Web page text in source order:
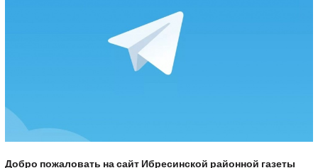
Добро пожаловать на сайт Ибресинской районной газеты